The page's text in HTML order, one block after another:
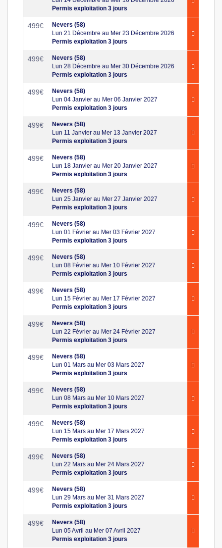
Permis exploitation 3 jours
499€
Nevers (58)
Lun 21 Décembre au Mer 23 Décembre 2026
Permis exploitation 3 jours
499€
Nevers (58)
Lun 28 Décembre au Mer 30 Décembre 2026
Permis exploitation 3 jours
499€
Nevers (58)
Lun 04 Janvier au Mer 06 Janvier 2027
Permis exploitation 3 jours
499€
Nevers (58)
Lun 11 Janvier au Mer 13 Janvier 2027
Permis exploitation 3 jours
499€
Nevers (58)
Lun 18 Janvier au Mer 20 Janvier 2027
Permis exploitation 3 jours
499€
Nevers (58)
Lun 25 Janvier au Mer 27 Janvier 2027
Permis exploitation 3 jours
499€
Nevers (58)
Lun 01 Février au Mer 03 Février 2027
Permis exploitation 3 jours
499€
Nevers (58)
Lun 08 Février au Mer 10 Février 2027
Permis exploitation 3 jours
499€
Nevers (58)
Lun 15 Février au Mer 17 Février 2027
Permis exploitation 3 jours
499€
Nevers (58)
Lun 22 Février au Mer 24 Février 2027
Permis exploitation 3 jours
499€
Nevers (58)
Lun 01 Mars au Mer 03 Mars 2027
Permis exploitation 3 jours
499€
Nevers (58)
Lun 08 Mars au Mer 10 Mars 2027
Permis exploitation 3 jours
499€
Nevers (58)
Lun 15 Mars au Mer 17 Mars 2027
Permis exploitation 3 jours
499€
Nevers (58)
Lun 22 Mars au Mer 24 Mars 2027
Permis exploitation 3 jours
499€
Nevers (58)
Lun 29 Mars au Mer 31 Mars 2027
Permis exploitation 3 jours
499€
Nevers (58)
Lun 05 Avril au Mer 07 Avril 2027
Permis exploitation 3 jours